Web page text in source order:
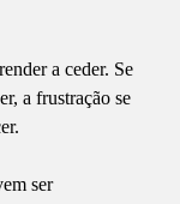
a ceder. Se
a frustração se
ser